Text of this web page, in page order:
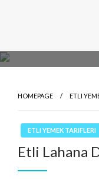
HOMEPAGE ETLI
ETLI YEMEK TARIFLERI
Etli Lahana